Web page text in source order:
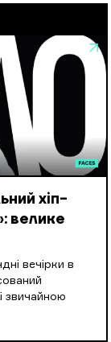
хіп-
велике
вечірки в
звичайною